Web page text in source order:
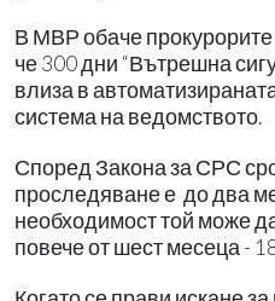
В МВР обаче
че 300 дни “Вътрешна
влиза в
система на ведомството.
Според Закона за СРС
проследяване е до два
необходимост той може
повече от шест месеца -